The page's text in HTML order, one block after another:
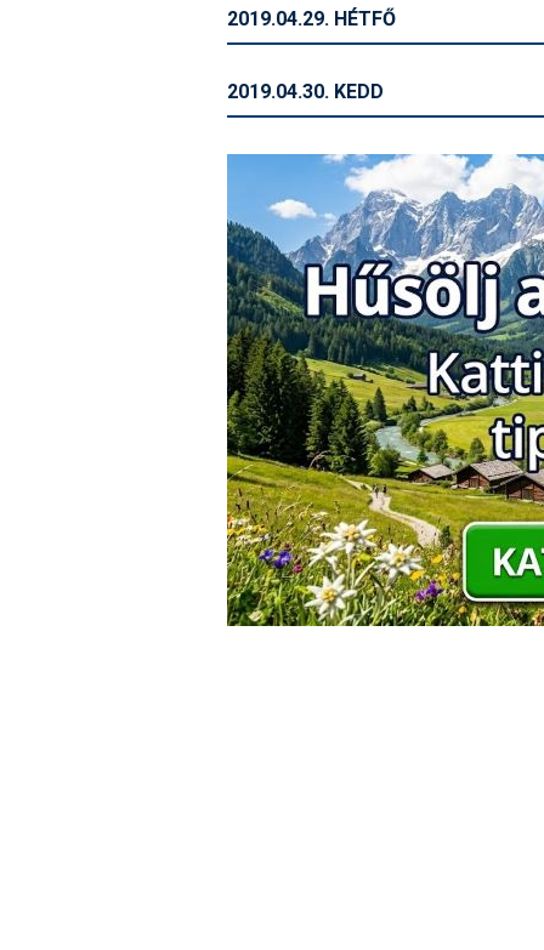
2019.04.29. HÉTFŐ
2019.04.30. KEDD